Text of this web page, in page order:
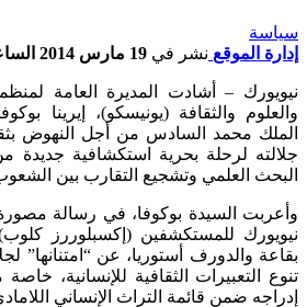
سياسة
إدارة الموقع نشر في 19 مارس 2014 الساعة 9 و 06 دقيقة
نيويورك – أشادت المديرة العامة
والعلوم والثقافة (يونيسكو)، إيرينا
الملك محمد السادس من أجل النهوض
جلالته لرحلة بحرية استكشافية جديدة
البحث العلمي وتشجيع التقارب بين
وأعربت السيدة بوكوفا، في رسالة
نيويورك للمستكشفين (إكسبلوررز
بقاعة والدورف أستوريا، عن “امتنانها”
تنوع التعبيرات الثقافية للإنسانية،
إدراجه ضمن قائمة التراث الإنساني